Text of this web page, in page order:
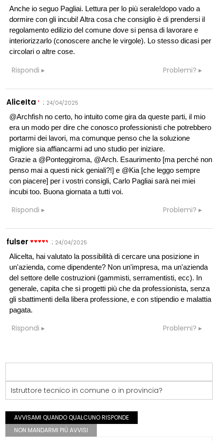
Anche io seguo Pagliai. Lettura per lo più serale!dopo vado a
dormire con gli incubi! Altra cosa che consiglio è di prendersi il
regolamento edilizio del comune dove si pensa di lavorare e
interiorizzarlo (conoscere anche le virgole). Lo stesso dicasi per
circolari o altre cose.
Rispondi Problemi?
AliceIta : 24/04/2025
@Archfish no certo, ho intuito come gira da queste parti, il mio
era un modo per dire che conosco professionisti che potrebbero
portarmi dei lavori, ma comunque penso che la soluzione
migliore sia affiancarmi ad uno studio per iniziare.
Grazie a @Ponteggiroma, @Arch. Esaurimento [ma perché non
penso mai a questi nick geniali?!] e @Kia [che leggo sempre
con piacere] per i vostri consigli, Carlo Pagliai sarà nei miei
incubi too. Buona giornata a tutti voi.
Rispondi Problemi?
fulser : 24/04/2025
Alicelta, hai valutato la possibilità di cercare una posizione in
un'azienda, come dipendente? Non un'impresa, ma un'azienda
del settore delle costruzioni (gammisti, serramentisti, ecc). In
generale, capita che si progetti più che da professionista, senza
gli sbattimenti della libera professione, e con stipendio e malattia
pagata.
Rispondi Problemi?
Istruttore tecnico in comune o in provincia?
AVVISAMI QUANDO QUALCUNO RISPONDE
NON MANDARMI PIÙ AVVISI